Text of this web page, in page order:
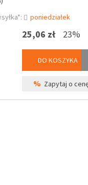
poniedziałek
25,06 zł 23%
DO KOSZYKA
% Zapytaj o